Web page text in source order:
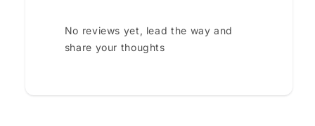
No reviews yet, lead the way and
share your thoughts